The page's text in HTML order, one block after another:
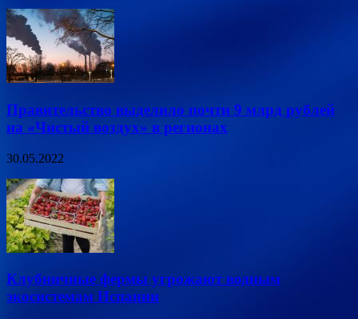
Правительство выделило почти 9 млрд рублей
на «Чистый воздух» в регионах
30.05.2022
Клубничные фермы угрожают водным
экосистемам Испании